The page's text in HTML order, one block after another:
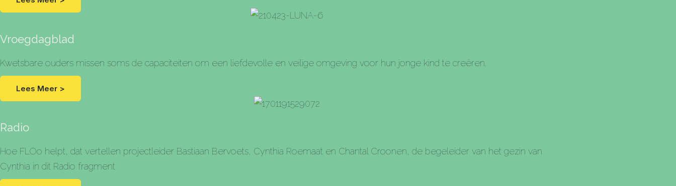
Vroegdagblad
Kwetsbare ouders missen soms de capaciteiten om een liefdevolle en veilige omgeving voor hun jonge kind te creëren.
Lees Meer >
Radio
Hoe FLOo helpt, dat vertellen projectleider Bastiaan Bervoets, Cynthia Roemaat en Chantal Croonen, de begeleider van het gezin van
Cynthia in dit Radio fragment